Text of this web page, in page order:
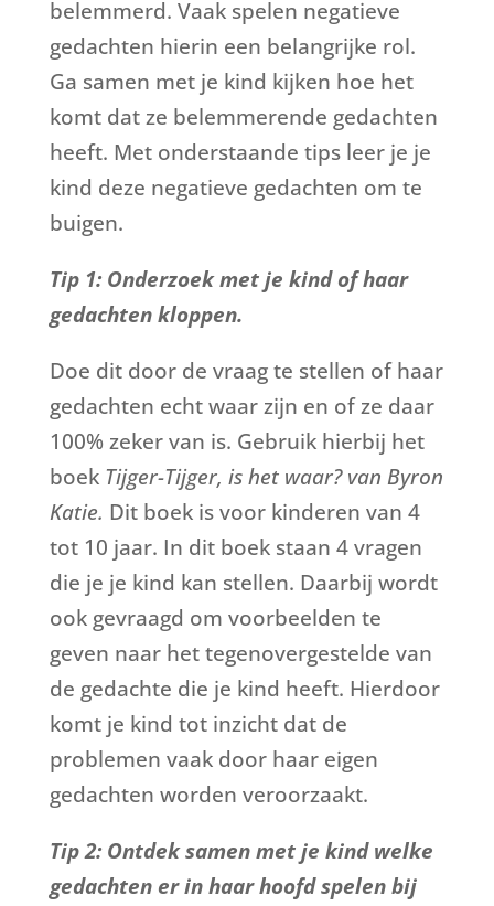
belemmerd. Vaak spelen negatieve
gedachten hierin een belangrijke rol.
Ga samen met je kind kijken hoe het
komt dat ze belemmerende gedachten
heeft. Met onderstaande tips leer je je
kind deze negatieve gedachten om te
buigen.
Tip 1: Onderzoek met je kind of haar
gedachten kloppen.
Doe dit door de vraag te stellen of haar
gedachten echt waar zijn en of ze daar
100% zeker van is. Gebruik hierbij het
boek Tijger-Tijger, is het waar? van Byron
Katie. Dit boek is voor kinderen van 4
tot 10 jaar. In dit boek staan 4 vragen
die je je kind kan stellen. Daarbij wordt
ook gevraagd om voorbeelden te
geven naar het tegenovergestelde van
de gedachte die je kind heeft. Hierdoor
komt je kind tot inzicht dat de
problemen vaak door haar eigen
gedachten worden veroorzaakt.
Tip 2: Ontdek samen met je kind welke
gedachten er in haar hoofd spelen bij